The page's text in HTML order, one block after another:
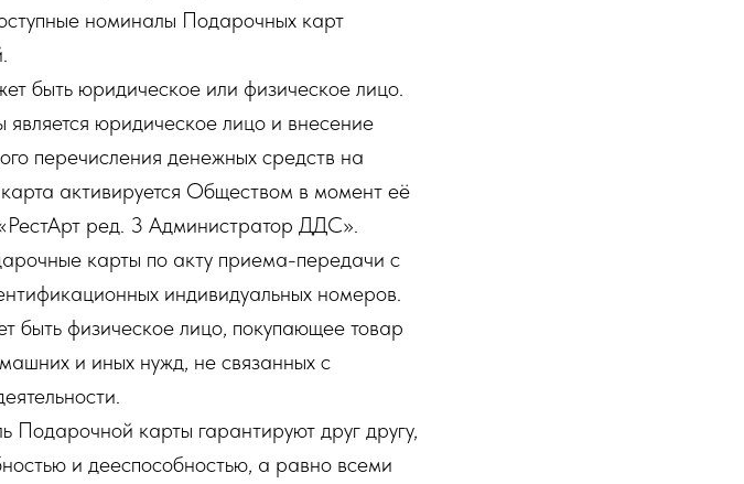
номиналы Подарочных карт
быть юридическое или физическое лицо.
юридическое лицо и внесение
перечисления денежных средств на
активируется Обществом в момент её
ред. 3 Администратор ДДС».
карты по акту приема-передачи с
индивидуальных номеров.
быть физическое лицо, покупающее товар
и иных нужд, не связанных с
Подарочной карты гарантируют друг другу,
и дееспособностью, а равно всеми